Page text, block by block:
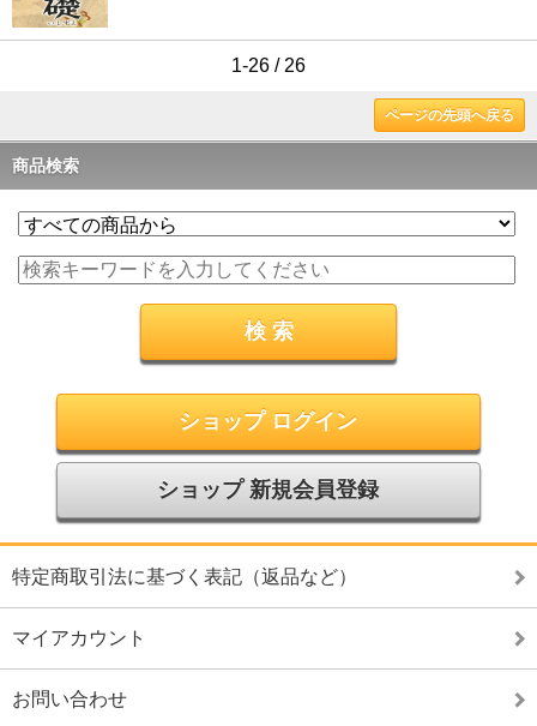
1-26 / 26
ページの先頭へ戻る
商品検索
ショップ ログイン
ショップ 新規会員登録
特定商取引法に基づく表記（返品など）
マイアカウント
お問い合わせ